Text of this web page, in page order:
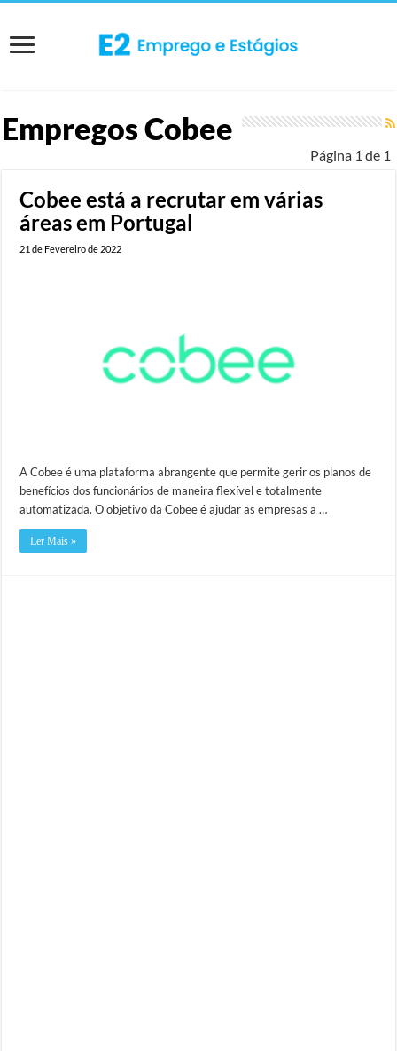
EmpregosCobee
Página 1 de 1
Cobee está a recrutar em várias
áreas em Portugal
21 de Fevereiro de 2022
A Cobee é uma plataforma abrangente que permite gerir os planos de
benefícios dos funcionários de maneira flexível e totalmente
automatizada. O objetivo da Cobee é ajudar as empresas a …
Ler Mais »